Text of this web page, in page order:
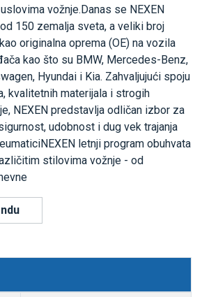
vožnje.Danas se NEXEN
150 zemalja sveta, a veliki broj
originalna oprema (OE) na vozila
kao što su BMW, Mercedes-Benz,
Hyundai i Kia. Zahvaljujući spoju
kvalitetnih materijala i strogih
NEXEN predstavlja odličan izbor za
udobnost i dug vek trajanja
letnji program obuhvata
stilovima vožnje - od